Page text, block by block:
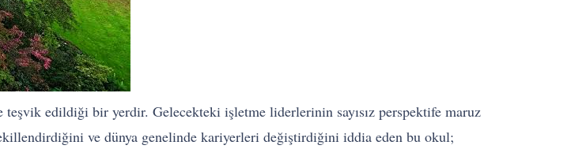
teşvik edildiği bir yerdir. Gelecekteki işletme liderlerinin sayısız perspektife maruz
ve dünya genelinde kariyerleri değiştirdiğini iddia eden bu okul;